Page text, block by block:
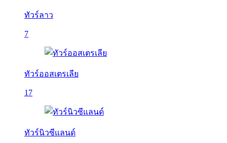
ทัวร์ลาว
7
ทัวร์ออสเตรเลีย
17
ทัวร์นิวซีแลนด์